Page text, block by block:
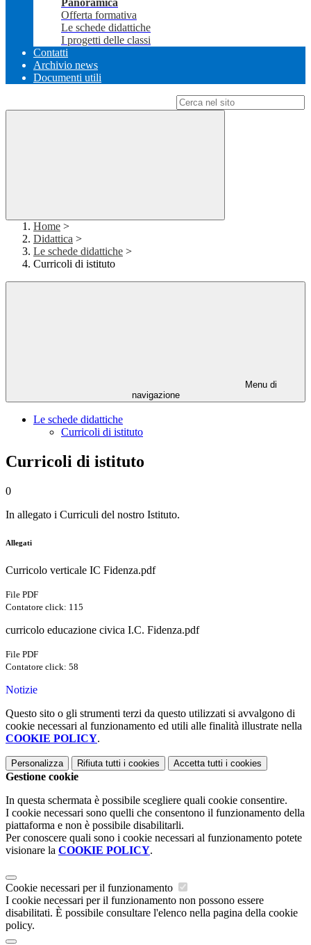
Panoramica
Offerta formativa
Le schede didattiche
I progetti delle classi
Contatti
Archivio news
Documenti utili
Home >
Didattica >
Le schede didattiche >
Curricoli di istituto
Menu di
navigazione
Le schede didattiche
Curricoli di istituto
Curricoli di istituto
0
In allegato i Curriculi del nostro Istituto.
Allegati
Curricolo verticale IC Fidenza.pdf
File PDF
Contatore click: 115
curricolo educazione civica I.C. Fidenza.pdf
File PDF
Contatore click: 58
Notizie
Questo sito o gli strumenti terzi da questo utilizzati si avvalgono di
cookie necessari al funzionamento ed utili alle finalità illustrate nella
COOKIE POLICY.
Personalizza Rifiuta tutti i cookies Accetta tutti i cookies
Gestione cookie
In questa schermata è possibile scegliere quali cookie consentire.
I cookie necessari sono quelli che consentono il funzionamento della
piattaforma e non è possibile disabilitarli.
Per conoscere quali sono i cookie necessari al funzionamento potete
visionare la COOKIE POLICY.
Cookie necessari per il funzionamento
I cookie necessari per il funzionamento non possono essere
disabilitati. È possibile consultare l'elenco nella pagina della cookie
policy.